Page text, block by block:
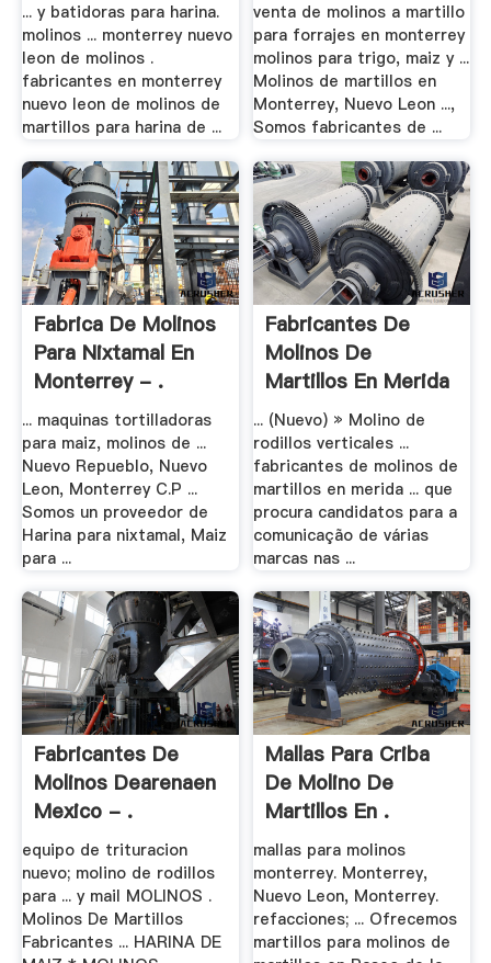
... y batidoras para harina.
molinos ... monterrey nuevo
leon de molinos .
fabricantes en monterrey
nuevo leon de molinos de
martillos para harina de ...
venta de molinos a martillo
para forrajes en monterrey
molinos para trigo, maiz y ...
Molinos de martillos en
Monterrey, Nuevo Leon ...,
Somos fabricantes de ...
Fabrica De Molinos
Para Nixtamal En
Monterrey - .
... maquinas tortilladoras
para maiz, molinos de ...
Nuevo Repueblo, Nuevo
Leon, Monterrey C.P ...
Somos un proveedor de
Harina para nixtamal, Maiz
para ...
Fabricantes De
Molinos De
Martillos En Merida
.
... (Nuevo) » Molino de
rodillos verticales ...
fabricantes de molinos de
martillos en merida ... que
procura candidatos para a
comunicação de várias
marcas nas ...
Fabricantes De
Molinos Dearenaen
Mexico - .
equipo de trituracion
nuevo; molino de rodillos
para ... y mail MOLINOS .
Molinos De Martillos
Fabricantes ... HARINA DE
Mallas Para Criba
De Molino De
Martillos En .
mallas para molinos
monterrey. Monterrey,
Nuevo Leon, Monterrey.
refacciones; ... Ofrecemos
martillos para molinos de